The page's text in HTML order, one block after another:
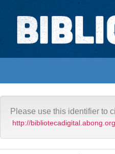
Skip
navigation
Biblioteca Digital Abong
Espaços para ajustar tela
Please use this identifier to
http://